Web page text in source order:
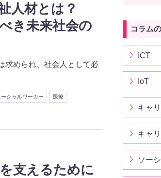
人材とは？
き未来社会の
求められ、社会人として必
ーシャルワーカー 医療
支えるために
コラム
ICT
IoT
キャ
キャ
ソー